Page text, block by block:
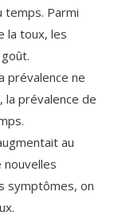
temps. Parmi
la toux, les
prévalence ne
la prévalence de
au
nouvelles
symptômes, on